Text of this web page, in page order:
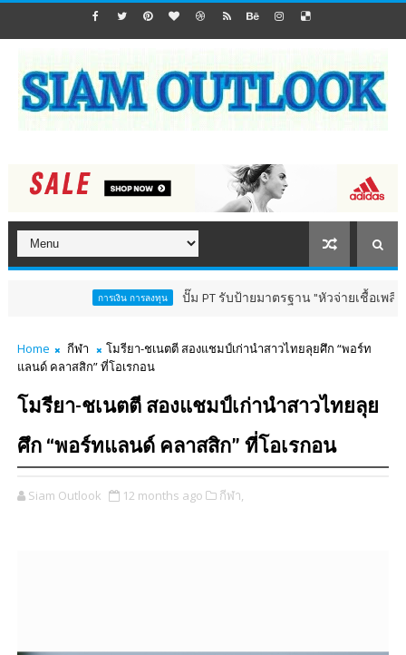
ปั๊ม PT รับป้ายมาตรฐาน "หัวจ่ายเชื้อเพลิงสีทอง" ตอก
Home กีฬา
โมรียา-ชเนตตี สองแชมป์เก่านำสาวไทยลุยศึก “พอร์ท
แลนด์ คลาสสิก” ที่โอเรกอน
โมรียา-ชเนตตี สองแชมป์เก่านำสาวไทยลุย
ศึก “พอร์ทแลนด์ คลาสสิก” ที่โอเรกอน
Siam Outlook 12 months ago กีฬา,